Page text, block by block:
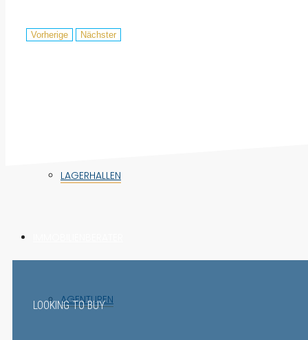
LAGERHALLEN
AGENTUREN
Vorherige Nächster
LOOKING TO BUY